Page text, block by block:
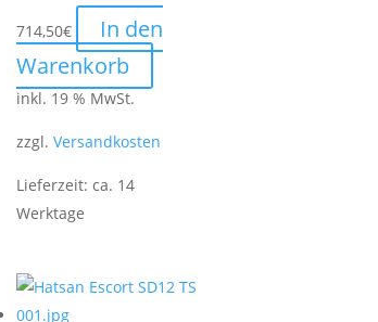
714,50€
In den
Warenkorb
inkl. 19 % MwSt.
zzgl.Versandkosten
Lieferzeit:ca. 14
Werktage